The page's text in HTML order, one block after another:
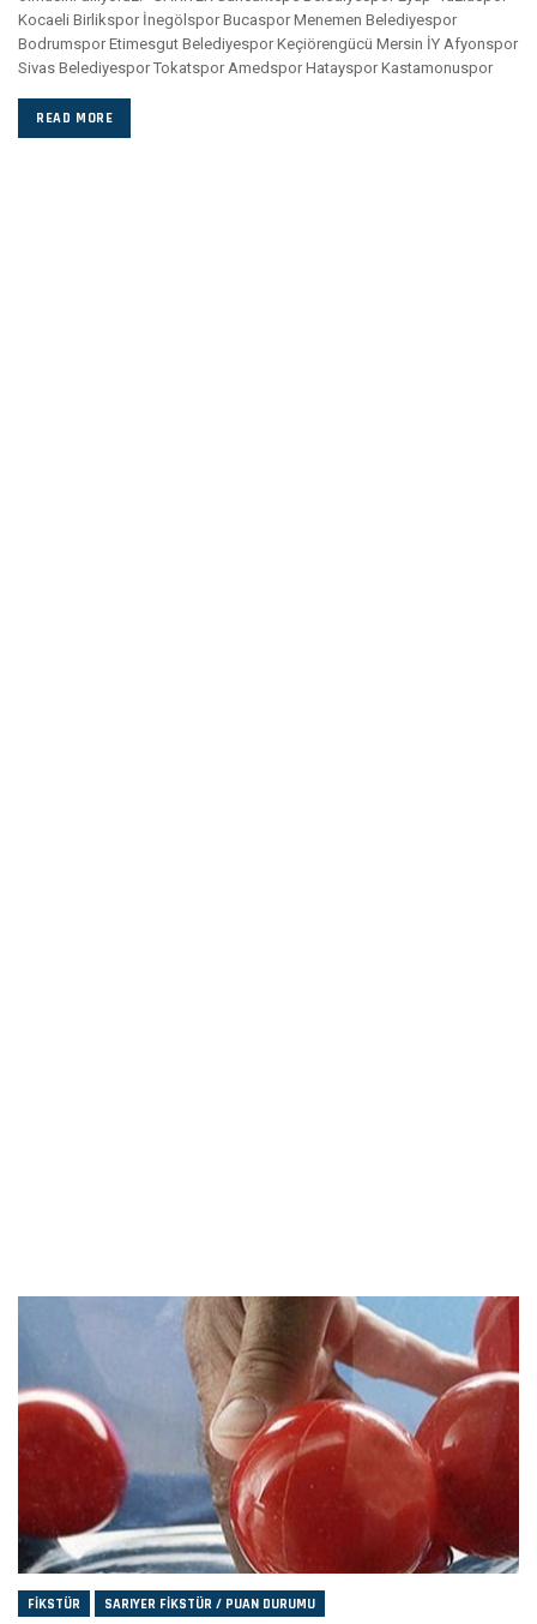
Kocaeli Birlikspor İnegölspor Bucaspor Menemen Belediyespor
Bodrumspor Etimesgut Belediyespor Keçiörengücü Mersin İY Afyonspor
Sivas Belediyespor Tokatspor Amedspor Hatayspor Kastamonuspor
READ MORE
FIKSTÜR SARIYER FIKSTÜR / PUAN DURUMU